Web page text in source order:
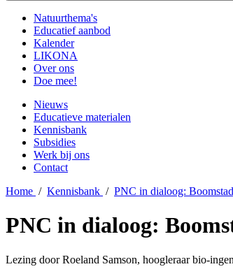
Natuurthema's
Educatief aanbod
Kalender
LIKONA
Over ons
Doe mee!
Nieuws
Educatieve materialen
Kennisbank
Subsidies
Werk bij ons
Contact
Home / Kennisbank / PNC in dialoog:
PNC in dialoog:
Lezing door Roeland Samson, hoogleraar bio-